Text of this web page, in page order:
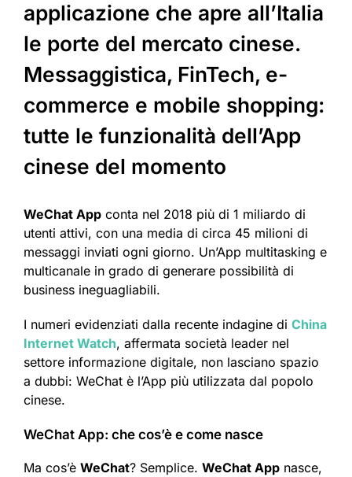
applicazione che apre all’Italia
le porte del mercato cinese.
Messaggistica, FinTech, e-
commerce e mobile shopping:
tutte le funzionalità dell’App
cinese del momento
WeChat App conta nel 2018 più di 1 miliardo di
utenti attivi, con una media di circa 45 milioni di
messaggi inviati ogni giorno. Un’App multitasking e
multicanale in grado di generare possibilità di
business ineguagliabili.
I numeri evidenziati dalla recente indagine di China
Internet Watch, affermata società leader nel
settore informazione digitale, non lasciano spazio
a dubbi: WeChat è l’App più utilizzata dal popolo
cinese.
WeChat App: che cos’è e come nasce
Ma cos’è WeChat? Semplice. WeChat App nasce,